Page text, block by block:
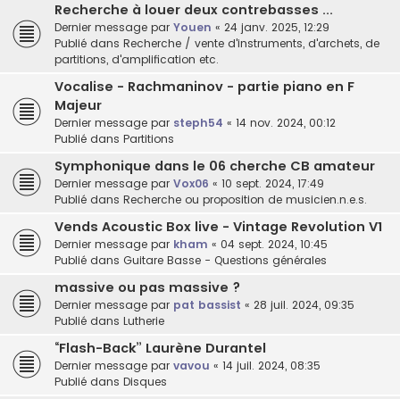
Recherche à louer deux contrebasses ...
Dernier message par Youen « 24 janv. 2025, 12:29
Publié dans Recherche / vente d'instruments, d'archets, de
partitions, d'amplification etc.
Vocalise - Rachmaninov - partie piano en F
Majeur
Dernier message par steph54 « 14 nov. 2024, 00:12
Publié dans Partitions
Symphonique dans le 06 cherche CB amateur
Dernier message par Vox06 « 10 sept. 2024, 17:49
Publié dans Recherche ou proposition de musicien.n.e.s.
Vends Acoustic Box live - Vintage Revolution V1
Dernier message par kham « 04 sept. 2024, 10:45
Publié dans Guitare Basse - Questions générales
massive ou pas massive ?
Dernier message par pat bassist « 28 juil. 2024, 09:35
Publié dans Lutherie
“Flash-Back” Laurène Durantel
Dernier message par vavou « 14 juil. 2024, 08:35
Publié dans Disques